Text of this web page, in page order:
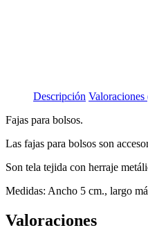
Descripción Valoraciones
Fajas para bolsos.
Las fajas para bolsos son
Son tela tejida con herraje
Medidas: Ancho 5 cm., largo
Valoraciones